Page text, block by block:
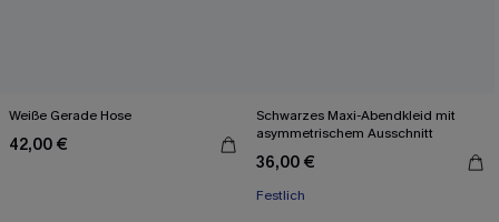
Weiße Gerade Hose
42,00 €
Schwarzes Maxi-Abendkleid mit
asymmetrischem Ausschnitt
36,00 €
Festlich